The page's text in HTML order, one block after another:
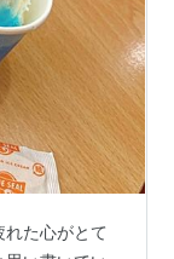
た心がとて